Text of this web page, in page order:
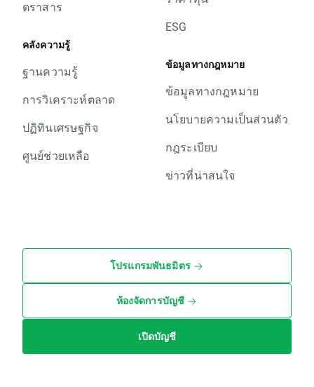
ตราสาร
คลังความรู้
ฐานความรู้
การวิเคราะห์ตลาด
ปฏิทินเศรษฐกิจ
ศูนย์ช่วยเหลือ
ESG
ข้อมูลทางกฎหมาย
ข้อมูลทางกฎหมาย
นโยบายความเป็นส่วนตัว
กฎระเบียบ
ข่าวที่น่าสนใจ
โปรแกรมพันธมิตร
ห้องจัดการบัญชี
เปิดบัญชี